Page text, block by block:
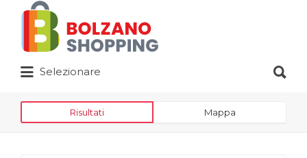
Cerca:
Selezionare
Risultati Mappa